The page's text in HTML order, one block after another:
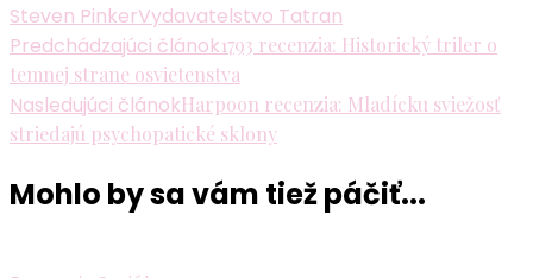
Steven PinkerVydavatelstvo Tatran
Navigácia
v
článku
Predchádzajúci článok1793 recenzia: Historický triler o
temnej strane osvietenstva
Nasledujúci článokHarpoon recenzia: Mladícku sviežosť
striedajú psychopatické sklony
Mohlo by sa vám tiež páčiť...